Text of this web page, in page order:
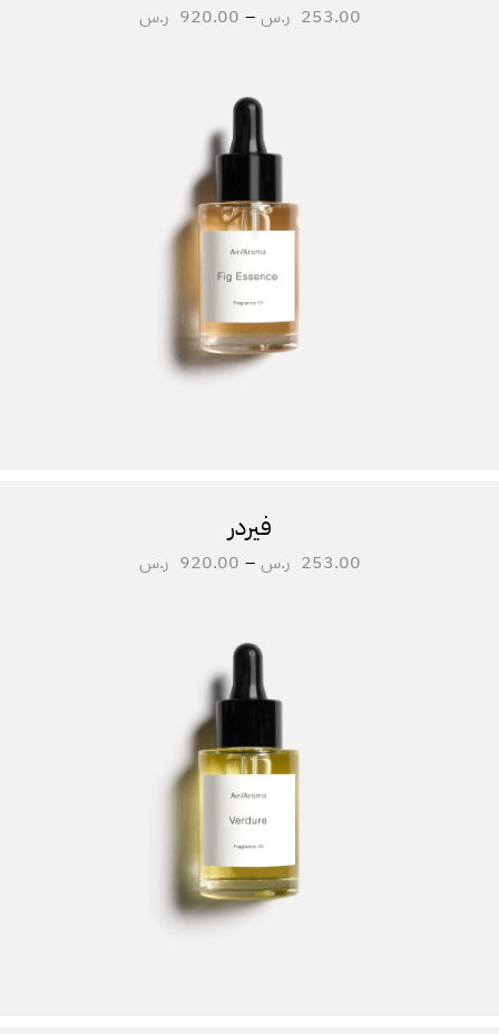
253.00 ر.س –
920.00 ر.س
فيردر
253.00 ر.س –
920.00 ر.س